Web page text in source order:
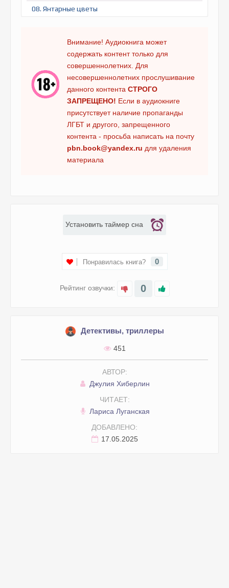
08. Янтарные цветы
10. Янтарные цветы
11. Янтарные цветы
12. Янтарные цветы
13. Янтарные цветы
14. Янтарные цветы
16. Янтарные цветы
17. Янтарные цветы
24. Янтарные цветы
28. Янтарные цветы
30. Янтарные цветы
32. Янтарные цветы
35. Янтарные цветы
Внимание! Аудиокнига может
содержать контент только для
совершеннолетних. Для
несовершеннолетних прослушивание
данного контента СТРОГО
ЗАПРЕЩЕНО! Если в аудиокниге
присутствует наличие пропаганды
ЛГБТ и другого, запрещенного
контента - просьба написать на почту
pbn.book@yandex.ru для удаления
материала
Рейтинг озвучки: 0
Понравилась книга? 0
Установить таймер сна
Детективы, триллеры
451
АВТОР:
Джулия Хиберлин
ЧИТАЕТ:
Лариса Луганская
ДОБАВЛЕНО:
17.05.2025